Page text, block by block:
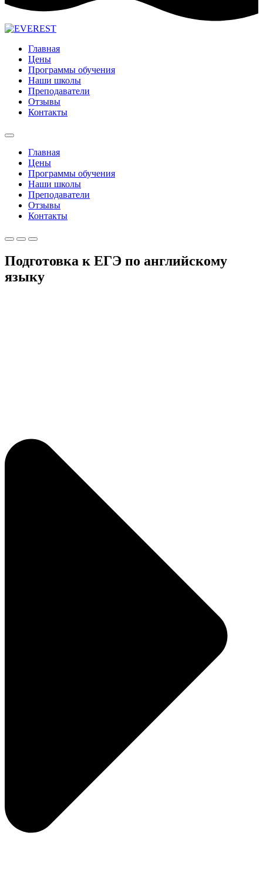
Главная
Цены
Программы обучения
Наши школы
Преподаватели
Отзывы
Контакты
Главная
Цены
Программы обучения
Наши школы
Преподаватели
Отзывы
Контакты
Подготовка к ЕГЭ по английскому
языку